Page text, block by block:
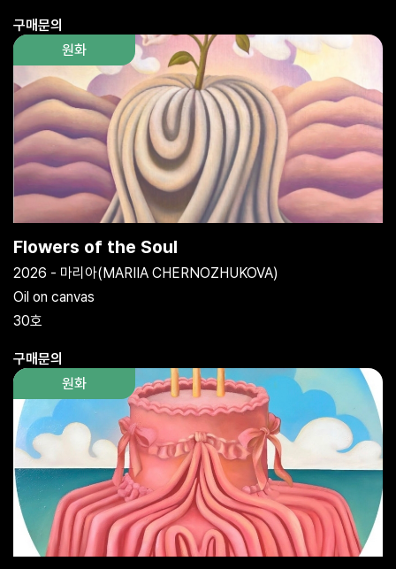
구매문의
원화
Flowers of the Soul
2026 - 마리아(MARIIA CHERNOZHUKOVA)
Oil on canvas
30호
구매문의
원화